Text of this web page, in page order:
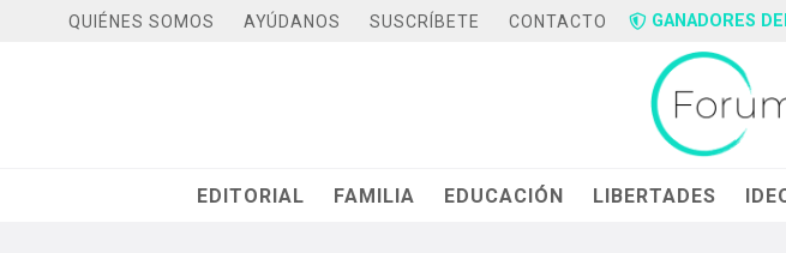
QUIÉNES SOMOS AYÚDANOS SUSCRÍBETE CONTACTO GANADORES
EDITORIAL FAMILIA EDUCACIÓN LIBERTADES